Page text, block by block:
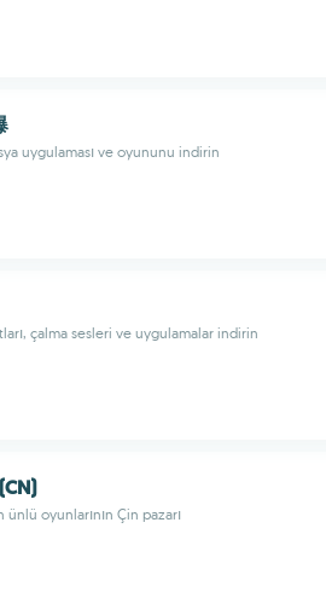
uygulaması ve oyununu indirin
çalma sesleri ve uygulamalar indirin
ünlü oyunlarının Çin pazarı